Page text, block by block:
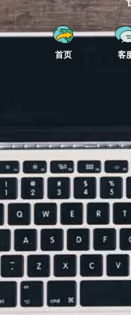
首页 客